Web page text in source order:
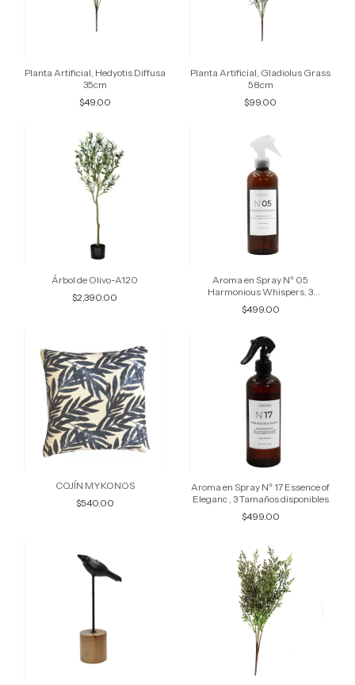
Planta Artificial, Hedyotis Diffusa
35cm
$49.00
Planta Artificial, Gladiolus Grass
58cm
$99.00
Árbol de Olivo-A120
$2,390.00
Aroma en Spray Nº 05
Harmonious Whispers, 3
Tamaños Disponibles
$499.00
COJÍN MYKONOS
$540.00
Aroma en Spray Nº 17 Essence of
Eleganc , 3 Tamaños disponibles
$499.00